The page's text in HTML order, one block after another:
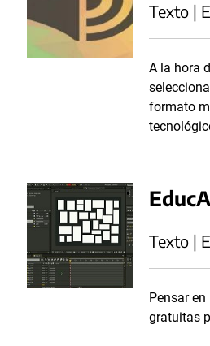
Texto |
A la hora
formato
Texto |
Pensar
gratuitas